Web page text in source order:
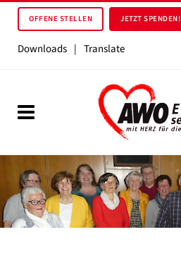
OFFENE STELLEN JETZT SPENDEN!
Downloads | Translate